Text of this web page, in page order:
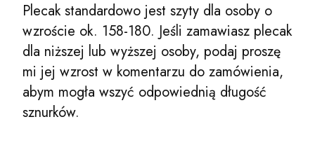
Plecak standardowo jest szyty dla osoby o
wzroście ok. 158-180. Jeśli zamawiasz plecak
dla niższej lub wyższej osoby, podaj proszę
mi jej wzrost w komentarzu do zamówienia,
abym mogła wszyć odpowiednią długość
sznurków.